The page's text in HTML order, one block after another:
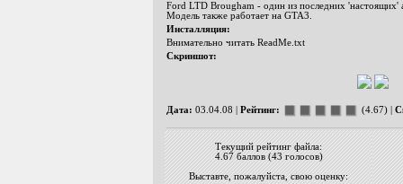
Ford LTD Brougham - один из последних 'настоящих'
Модель также работает на GTA3.
Инсталляция:
Внимательно читать ReadMe.txt
Скриншот:
Дата: 03.04.08 | Рейтинг: (4.67) |
Текущий рейтинг файла:
4.67 баллов (43 голосов)
Выставте, пожалуйста, свою оценку: